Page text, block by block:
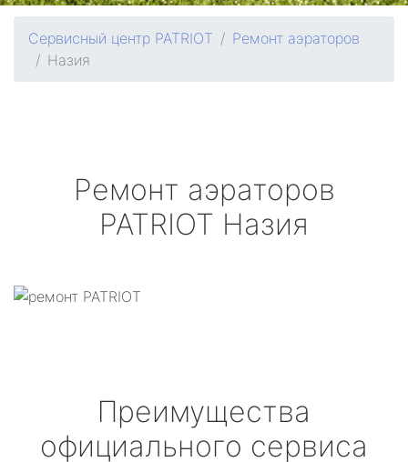
Сервисный центр PATRIOT
Ремонт аэраторов
Назия
Ремонт аэраторов
PATRIOT Назия
Преимущества
официального сервиса